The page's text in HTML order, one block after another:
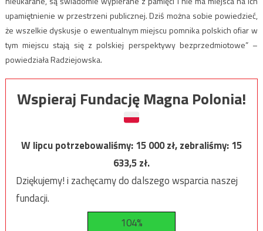
upamiętnienie w przestrzeni publicznej. Dziś można sobie powiedzieć,
że wszelkie dyskusje o ewentualnym miejscu pomnika polskich ofiar w
tym miejscu stają się z polskiej perspektywy bezprzedmiotowe” –
powiedziała Radziejowska.
Wspieraj Fundację Magna Polonia!
W lipcu potrzebowaliśmy:15 000zł, zebraliśmy:15
633,5zł.
Dziękujemy! i zachęcamy do dalszego wsparcia naszej
fundacji.
104%